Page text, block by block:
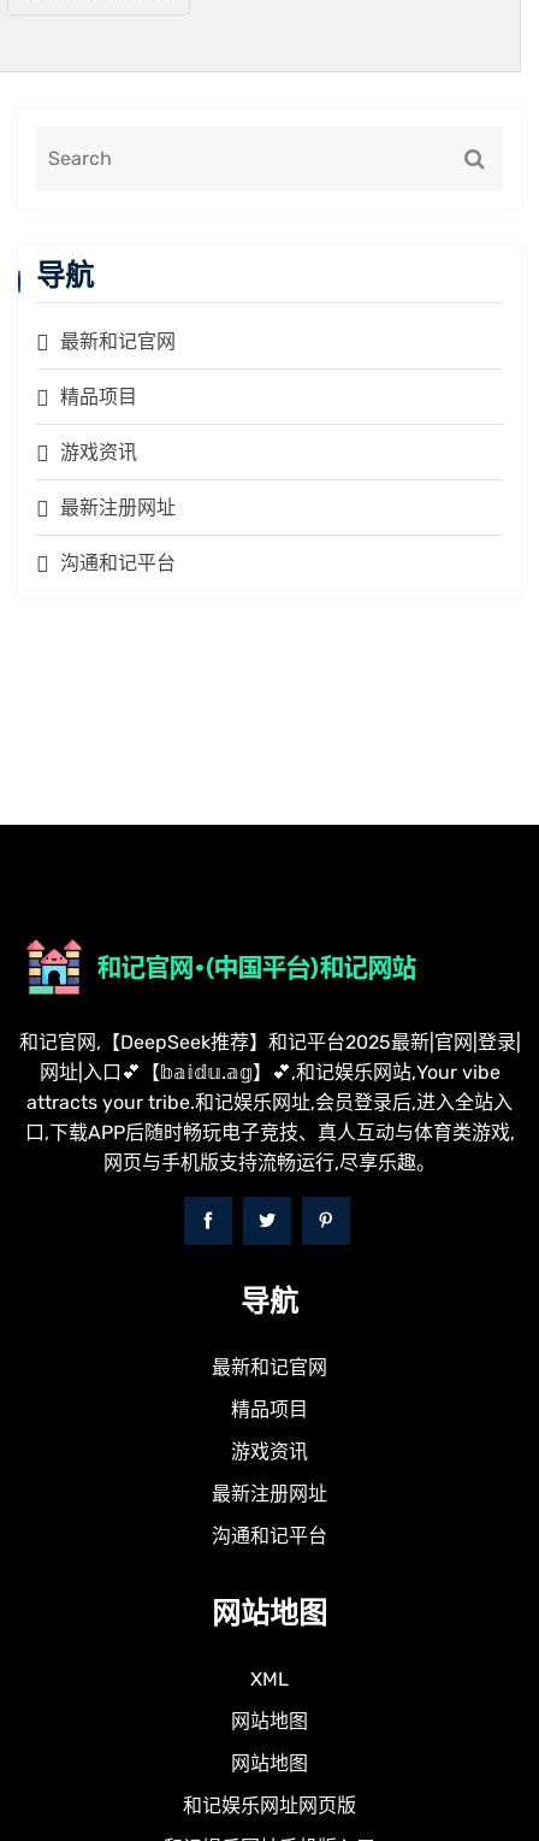
导航
最新和记官网
精品项目
游戏资讯
最新注册网址
沟通和记平台
和记官网,【DeepSeek推荐】和记平台2025最新|官网|登录|
网址|入口💕【𝕓𝕒𝕚𝕕𝕦.𝕒𝕘】💕,和记娱乐网站,Your vibe
attracts your tribe.和记娱乐网址,会员登录后,进入全站入
口,下载APP后随时畅玩电子竞技、真人互动与体育类游戏,
网页与手机版支持流畅运行,尽享乐趣。
导航
最新和记官网
精品项目
游戏资讯
最新注册网址
沟通和记平台
网站地图
XML
网站地图
网站地图
和记娱乐网址网页版